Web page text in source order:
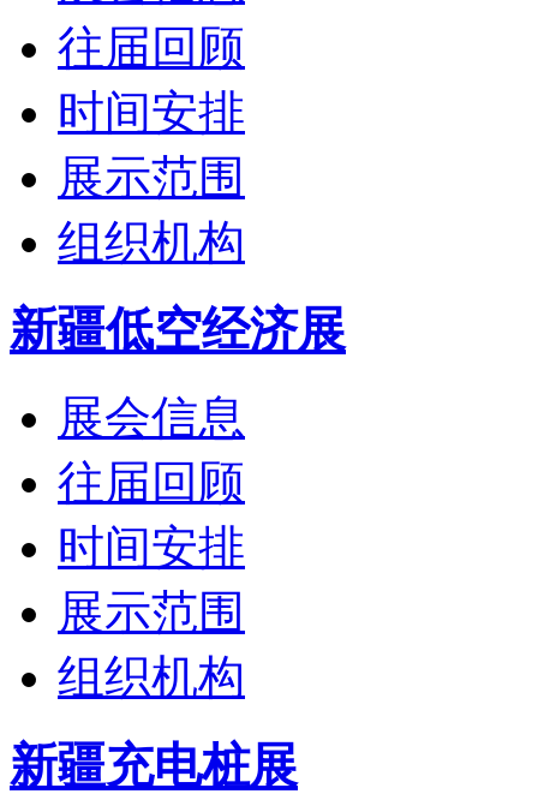
往届回顾
时间安排
展示范围
组织机构
新疆低空经济展
展会信息
往届回顾
时间安排
展示范围
组织机构
新疆充电桩展